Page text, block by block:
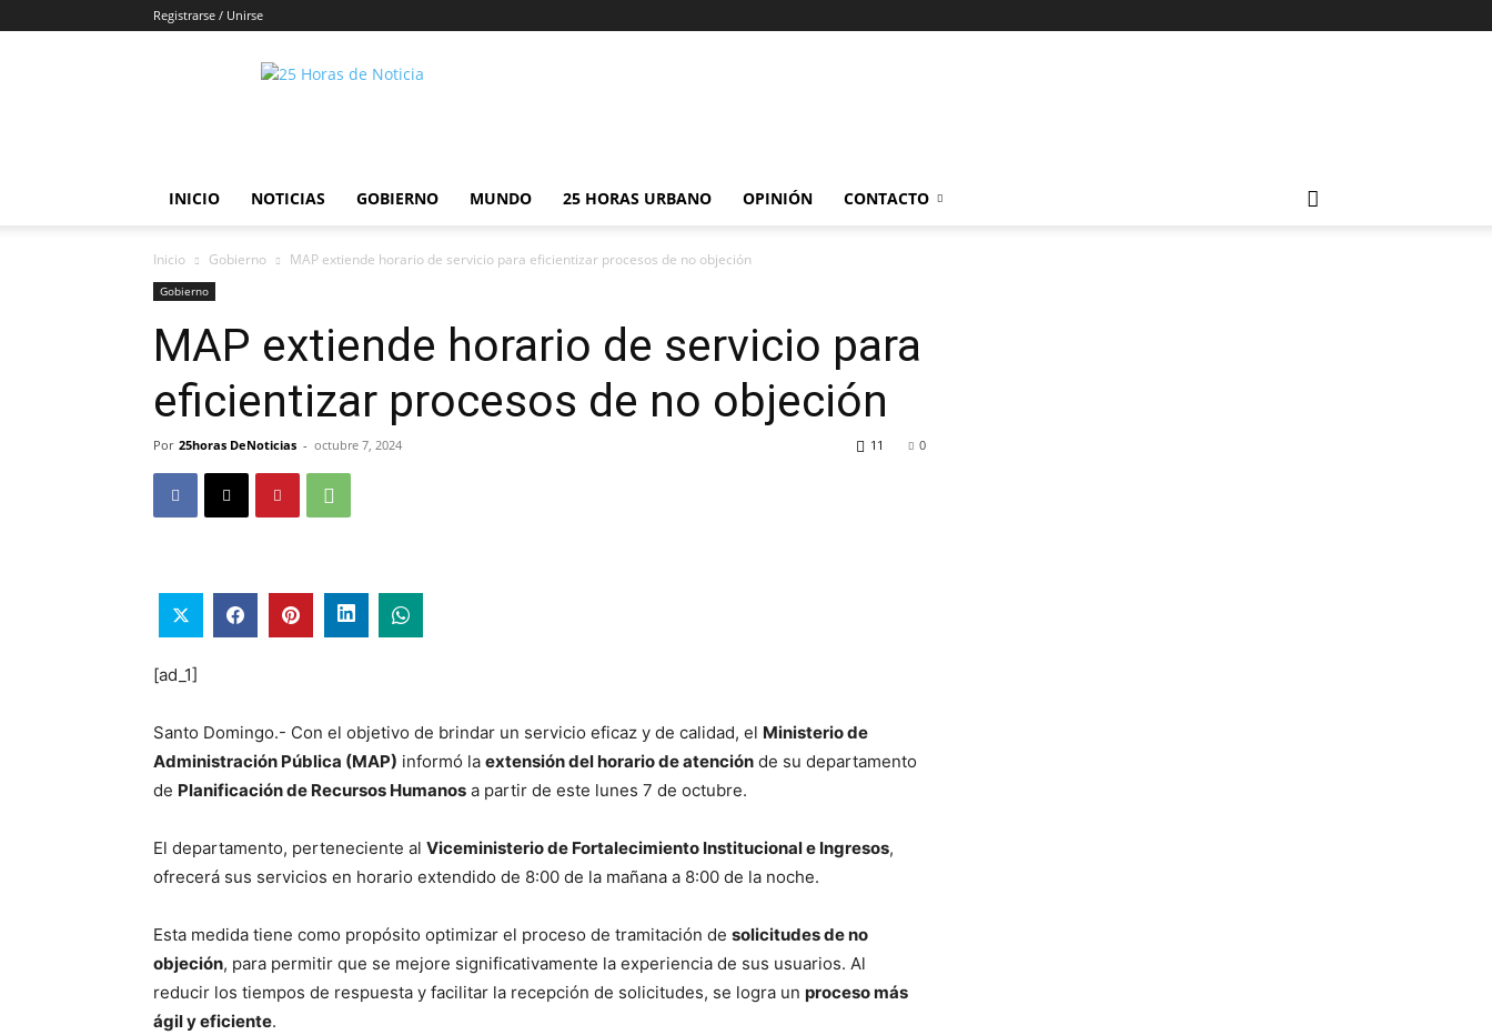
Registrarse / Unirse
25horasdenoticias
INICIO NOTICIAS GOBIERNO MUNDO 25 HORAS URBANO OPINIÓN CONTACTO
Inicio Gobierno MAP extiende horario de servicio para eficientizar procesos de no objeción
Gobierno
MAP extiende horario de servicio para
eficientizar procesos de no objeción
Por 25horas DeNoticias - octubre 7, 2024 0
11
[ad_1]
Santo Domingo.- Con el objetivo de brindar un servicio eficaz y de calidad, el Ministerio de
Administración Pública (MAP) informó la extensión del horario de atención de su departamento
de Planificación de Recursos Humanos a partir de este lunes 7 de octubre.
El departamento, perteneciente al Viceministerio de Fortalecimiento Institucional e Ingresos,
ofrecerá sus servicios en horario extendido de 8:00 de la mañana a 8:00 de la noche.
Esta medida tiene como propósito optimizar el proceso de tramitación de solicitudes de no
objeción, para permitir que se mejore significativamente la experiencia de sus usuarios. Al
reducir los tiempos de respuesta y facilitar la recepción de solicitudes, se logra un proceso más
ágil y eficiente.